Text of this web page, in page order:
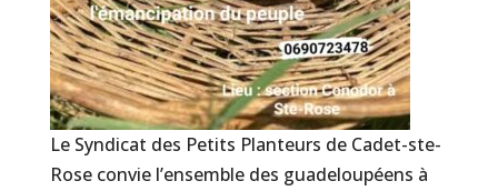
Le Syndicat des Petits Planteurs de Cadet-ste-
Rose convie l’ensemble des guadeloupéens à